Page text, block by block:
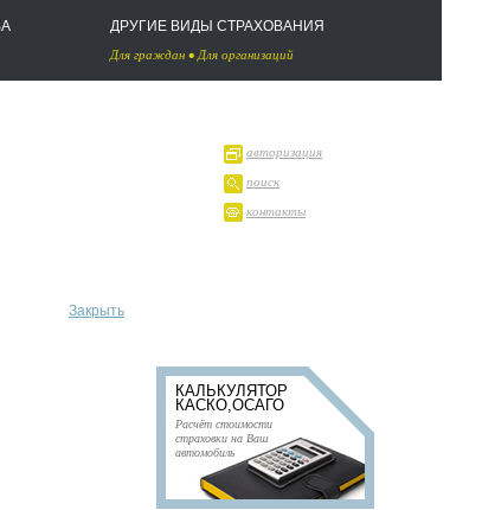
ДРУГИЕ ВИДЫ СТРАХОВАНИЯ
Для граждан •Для организаций
авторизация
поиск
контакты
Закрыть
КАЛЬКУЛЯТОР
КАСКО,ОСАГО
Расчёт стоимости
страховки на Ваш
автомобиль